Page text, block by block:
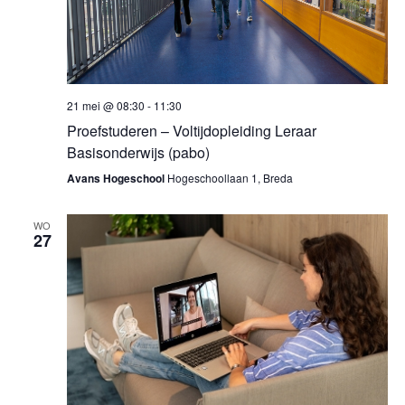
21 mei @ 08:30 - 11:30
Proefstuderen – Voltijdopleiding Leraar
Basisonderwijs (pabo)
Avans Hogeschool Hogeschoollaan 1, Breda
WO
27